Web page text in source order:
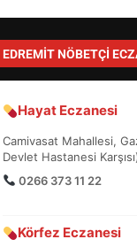
EDREMIT NÖBETÇI
Hayat Eczanesi
Camivasat Mahallesi,
Devlet Hastanesi
0266 373 11 22
Körfez Eczanesi
4
5
SÜRE